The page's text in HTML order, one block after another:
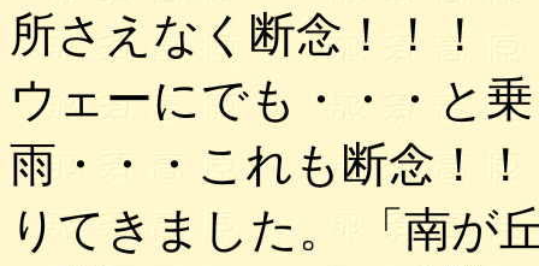
所さえなく断念！！！
ウェーにでも・・・と
雨・・・これも断念！
りてきました。 「南が